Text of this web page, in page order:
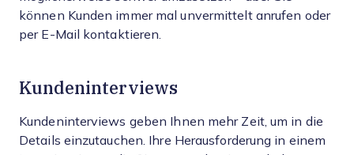
können Kunden immer mal unvermittelt anrufen oder
per E-Mail kontaktieren.
Kundeninterviews
Kundeninterviews geben Ihnen mehr Zeit, um in die
Details einzutauchen. Ihre Herausforderung in einem